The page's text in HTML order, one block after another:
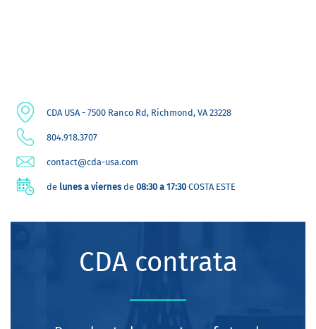
CDA USA - 7500 Ranco Rd, Richmond, VA 23228
804.918.3707
contact@cda-usa.com
de lunes a viernes de 08:30 a 17:30 COSTA ESTE
CDA contrata